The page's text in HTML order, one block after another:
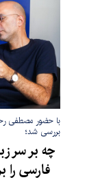
با حضور مصطفی
بررسی شد؛
چه بر سر
فارسی